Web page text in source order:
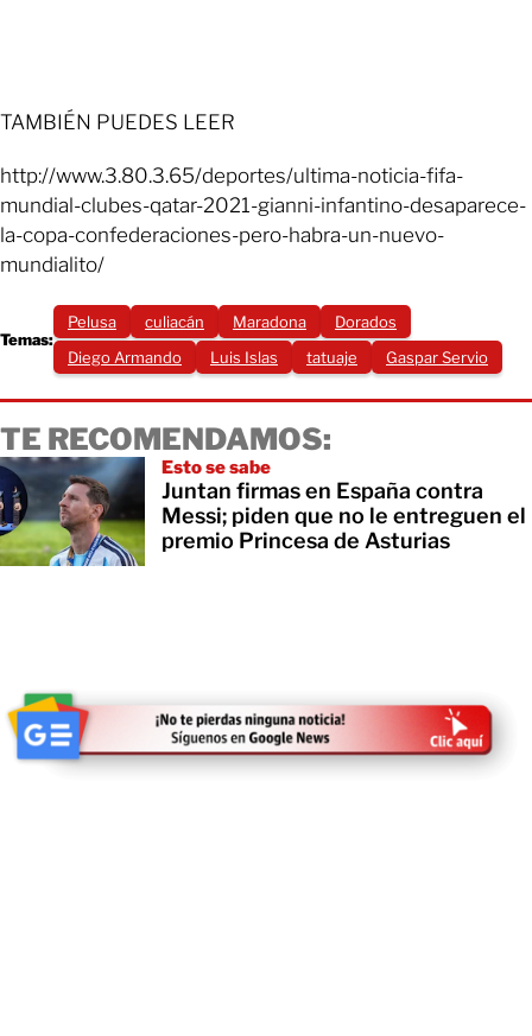
TAMBIÉN PUEDES LEER
http://www.3.80.3.65/deportes/ultima-noticia-fifa-
mundial-clubes-qatar-2021-gianni-infantino-desaparece-
la-copa-confederaciones-pero-habra-un-nuevo-
mundialito/
Temas:
Pelusa culiacán Maradona
Dorados
Diego Armando
Luis Islas tatuaje Gaspar Servio
TE RECOMENDAMOS:
Esto se sabe
Juntan firmas en España contra
Messi; piden que no le entreguen el
premio Princesa de Asturias